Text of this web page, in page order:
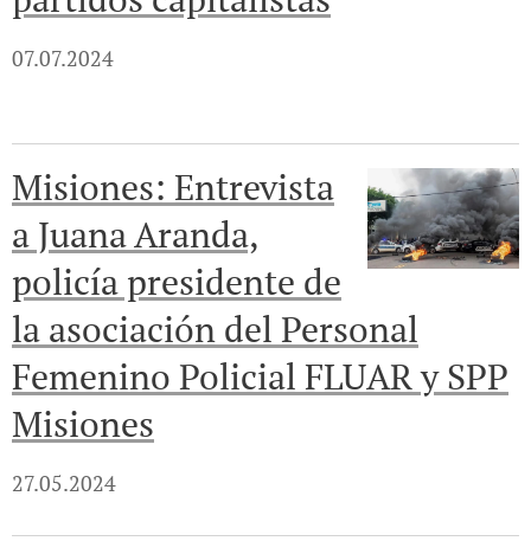
07.07.2024
Misiones: Entrevista
a Juana Aranda,
policía presidente de
la asociación del Personal
Femenino Policial FLUAR y SPP
Misiones
27.05.2024